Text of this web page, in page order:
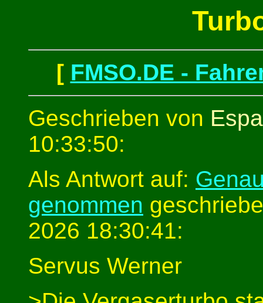
[ FMSO.DE -
Geschrieben von
10:33:50:
Als Antwort auf:
genommen
2026 18:30:41:
Servus Werner